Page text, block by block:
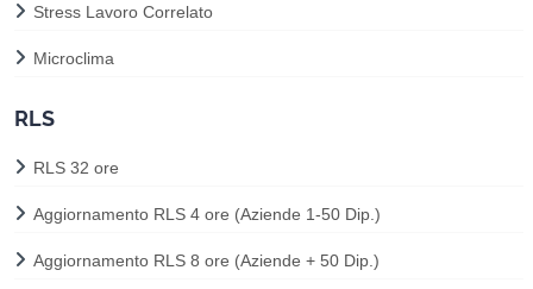
Stress Lavoro Correlato
Microclima
RLS
RLS 32 ore
Aggiornamento RLS 4 ore (Aziende 1-50 Dip.)
Aggiornamento RLS 8 ore (Aziende + 50 Dip.)